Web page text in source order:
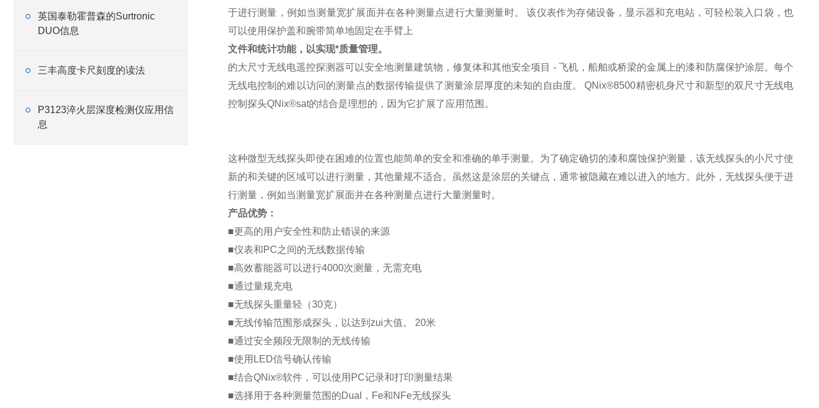
英国泰勒霍普森的Surtronic
DUO信息
三丰高度卡尺刻度的读法
P3123淬火层深度检测仪应用信
息
于进行测量，例如当测量宽扩展面并在各种测量点进行大量测量时。 该仪表作为存储设备，显示器和充电站，可轻松装入口袋，也
可以使用保护盖和腕带简单地固定在手臂上
文件和统计功能，以实现*质量管理。
的大尺寸无线电遥控探测器可以安全地测量建筑物，修复体和其他安全项目 - 飞机，船舶或桥梁的金属上的漆和防腐保护涂层。每个
无线电控制的难以访问的测量点的数据传输提供了测量涂层厚度的未知的自由度。 QNix®8500精密机身尺寸和新型的双尺寸无线电
控制探头QNix®sat的结合是理想的，因为它扩展了应用范围。
这种微型无线探头即使在困难的位置也能简单的安全和准确的单手测量。为了确定确切的漆和腐蚀保护测量，该无线探头的小尺寸使
新的和关键的区域可以进行测量，其他量规不适合。虽然这是涂层的关键点，通常被隐藏在难以进入的地方。此外，无线探头便于进
行测量，例如当测量宽扩展面并在各种测量点进行大量测量时。
产品优势：
■更高的用户安全性和防止错误的来源
■仪表和PC之间的无线数据传输
■高效蓄能器可以进行4000次测量，无需充电
■通过量规充电
■无线探头重量轻（30克）
■无线传输范围形成探头，以达到zui大值。 20米
■通过安全频段无限制的无线传输
■使用LED信号确认传输
■结合QNix®软件，可以使用PC记录和打印测量结果
■选择用于各种测量范围的Dual，Fe和NFe无线探头